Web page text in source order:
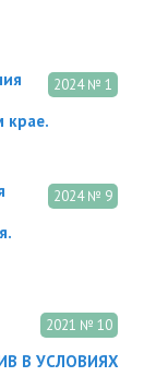
2024 № 1
крае.
2024 № 9
2021 № 10
В УСЛОВИЯХ